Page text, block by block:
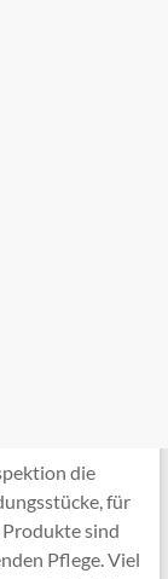
die
für
sind
Pflege. Viel